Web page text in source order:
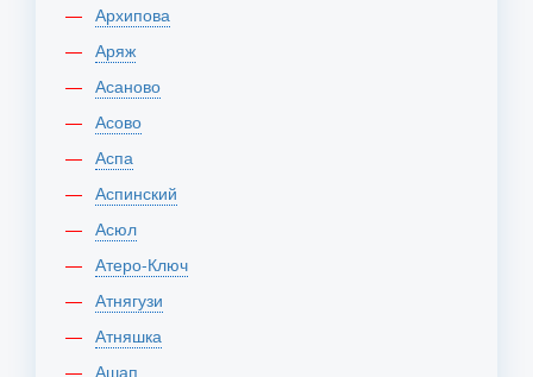
Архипова
Аряж
Асаново
Асово
Аспа
Аспинский
Асюл
Атеро-Ключ
Атнягузи
Атняшка
Ашап